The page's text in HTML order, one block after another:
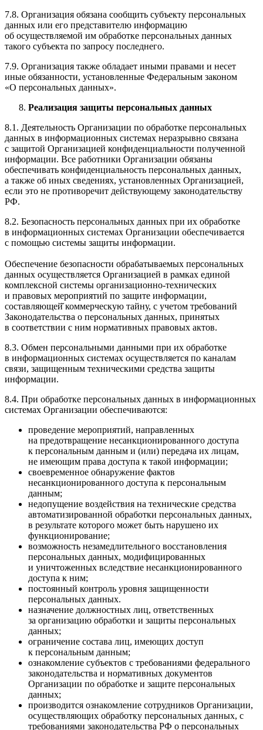
7.8. Организация обязана сообщить субъекту персональных
данных или его представителю информацию
об осуществляемой им обработке персональных данных
такого субъекта по запросу последнего.
7.9. Организация также обладает иными правами и несет
иные обязанности, установленные Федеральным законом
«О персональных данных».
Реализация защиты персональных данных
8.1. Деятельность Организации по обработке персональных
данных в информационных системах неразрывно связана
с защитой Организацией конфиденциальности полученной
информации. Все работники Организации обязаны
обеспечивать конфиденциальность персональных данных,
а также об иных сведениях, установленных Организацией,
если это не противоречит действующему законодательству
РФ.
8.2. Безопасность персональных данных при их обработке
в информационных системах Организации обеспечивается
с помощью системы защиты информации.
Обеспечение безопасности обрабатываемых персональных
данных осуществляется Организацией в рамках единой
комплексной системы организационно-технических
и правовых мероприятий по защите информации,
составляющей̆ коммерческую тайну, с учетом требований
Законодательства о персональных данных, принятых
в соответствии с ним нормативных правовых актов.
8.3. Обмен персональными данными при их обработке
в информационных системах осуществляется по каналам
связи, защищенным техническими средства защиты
информации.
8.4. При обработке персональных данных в информационных
системах Организации обеспечиваются:
проведение мероприятий, направленных
на предотвращение несанкционированного доступа
к персональным данным и (или) передача их лицам,
не имеющим права доступа к такой информации;
своевременное обнаружение фактов
несанкционированного доступа к персональным
данным;
недопущение воздействия на технические средства
автоматизированной обработки персональных данных,
в результате которого может быть нарушено их
функционирование;
возможность незамедлительного восстановления
персональных данных, модифицированных
и уничтоженных вследствие несанкционированного
доступа к ним;
постоянный контроль уровня защищенности
персональных данных.
назначение должностных лиц, ответственных
за организацию обработки и защиты персональных
данных;
ограничение состава лиц, имеющих доступ
к персональным данным;
ознакомление субъектов с требованиями федерального
законодательства и нормативных документов
Организации по обработке и защите персональных
данных;
производится ознакомление сотрудников Организации,
осуществляющих обработку персональных данных, c
требованиями законодательства РФ о персональных